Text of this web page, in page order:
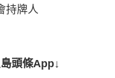
持牌人
頭條App↓